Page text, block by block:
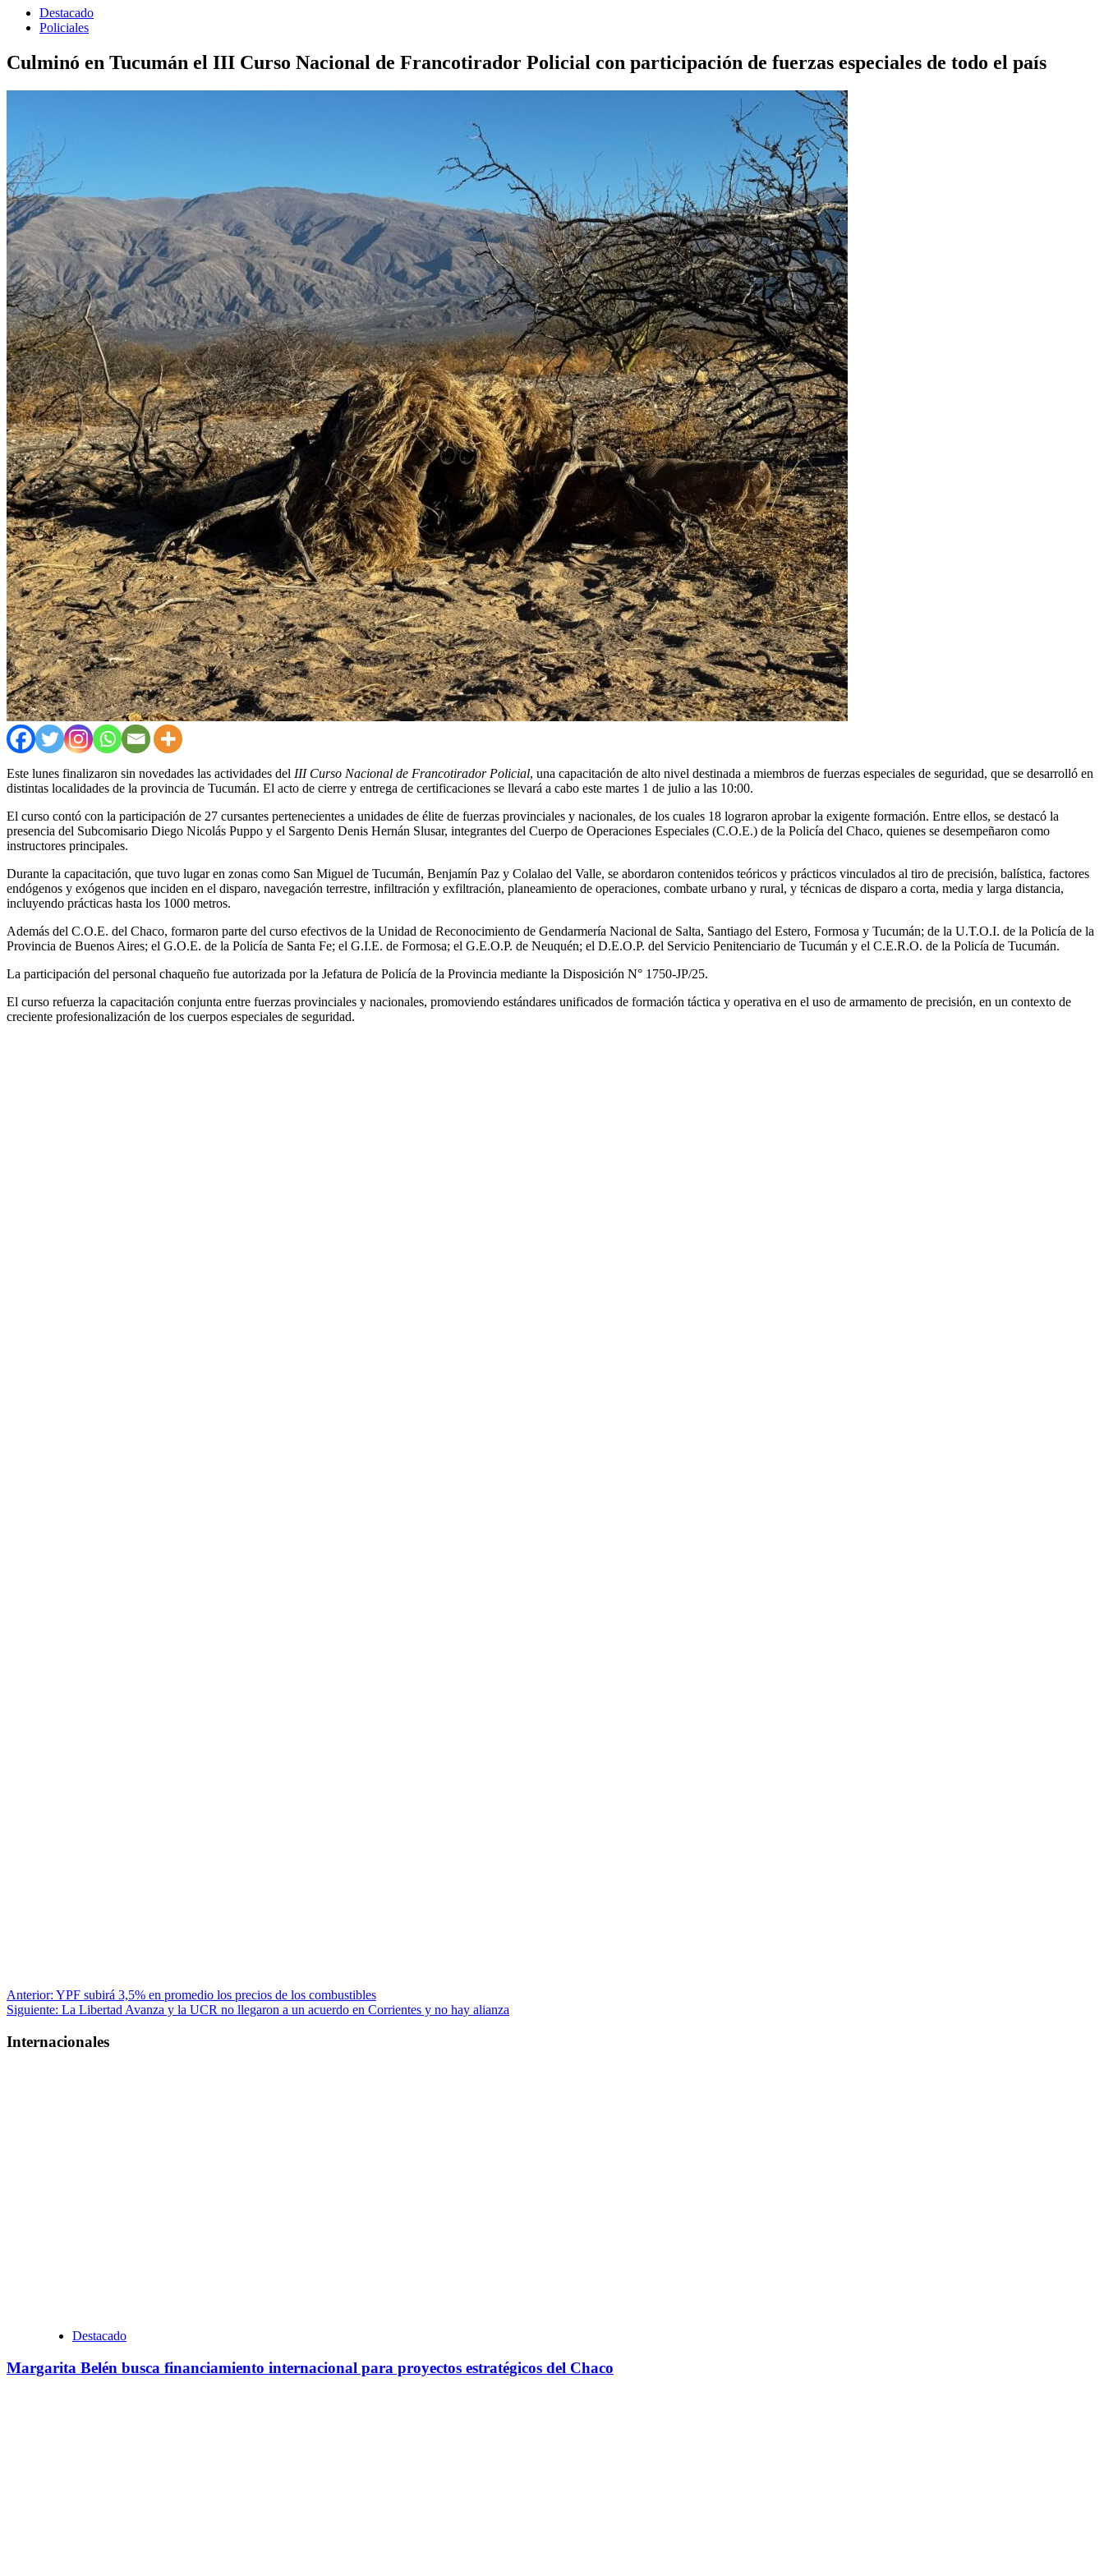
Destacado
Policiales
Culminó en Tucumán el III Curso Nacional de Francotirador Policial con participación de fuerzas especiales de todo el país
Este lunes finalizaron sin novedades las actividades del III Curso Nacional de Francotirador Policial, una capacitación de alto nivel destinada a miembros de fuerzas especiales de seguridad, que se desarrolló en
distintas localidades de la provincia de Tucumán. El acto de cierre y entrega de certificaciones se llevará a cabo este martes 1 de julio a las 10:00.
El curso contó con la participación de 27 cursantes pertenecientes a unidades de élite de fuerzas provinciales y nacionales, de los cuales 18 lograron aprobar la exigente formación. Entre ellos, se destacó la
presencia del Subcomisario Diego Nicolás Puppo y el Sargento Denis Hernán Slusar, integrantes del Cuerpo de Operaciones Especiales (C.O.E.) de la Policía del Chaco, quienes se desempeñaron como
instructores principales.
Durante la capacitación, que tuvo lugar en zonas como San Miguel de Tucumán, Benjamín Paz y Colalao del Valle, se abordaron contenidos teóricos y prácticos vinculados al tiro de precisión, balística, factores
endógenos y exógenos que inciden en el disparo, navegación terrestre, infiltración y exfiltración, planeamiento de operaciones, combate urbano y rural, y técnicas de disparo a corta, media y larga distancia,
incluyendo prácticas hasta los 1000 metros.
Además del C.O.E. del Chaco, formaron parte del curso efectivos de la Unidad de Reconocimiento de Gendarmería Nacional de Salta, Santiago del Estero, Formosa y Tucumán; de la U.T.O.I. de la Policía de la
Provincia de Buenos Aires; el G.O.E. de la Policía de Santa Fe; el G.I.E. de Formosa; el G.E.O.P. de Neuquén; el D.E.O.P. del Servicio Penitenciario de Tucumán y el C.E.R.O. de la Policía de Tucumán.
La participación del personal chaqueño fue autorizada por la Jefatura de Policía de la Provincia mediante la Disposición N° 1750-JP/25.
El curso refuerza la capacitación conjunta entre fuerzas provinciales y nacionales, promoviendo estándares unificados de formación táctica y operativa en el uso de armamento de precisión, en un contexto de
creciente profesionalización de los cuerpos especiales de seguridad.
Navegación
de
entradas
Anterior: YPF subirá 3,5% en promedio los precios de los combustibles
Siguiente: La Libertad Avanza y la UCR no llegaron a un acuerdo en Corrientes y no hay alianza
Internacionales
Destacado
Margarita Belén busca financiamiento internacional para proyectos estratégicos del Chaco